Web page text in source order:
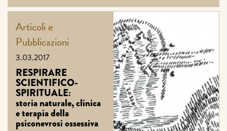
Articoli e
Pubblicazioni
3.03.2017
RESPIRARE
SCIENTIFICO-
SPIRITUALE:
storia naturale, clinica
e terapia della
psiconevrosi ossessiva